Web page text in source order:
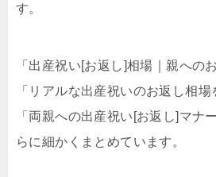
す。
「出産祝い[お返し]相場｜親への
「リアルな出産祝いのお返し相場
「両親への出産祝い[お返し]マナ
らに細かくまとめています。